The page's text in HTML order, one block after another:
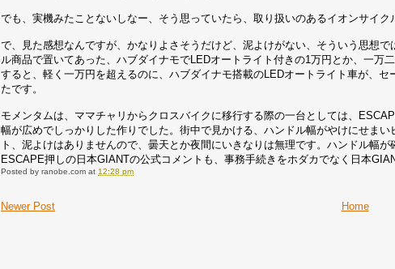
でも、実機みたことないしなー、そう思っていたら、取り扱いのあるイオンサイク
で、見た感想なんですが、かなりよさそうだけど、泥よけがない、そういう思想
ル商品で置いてあった、ハブダイナモでLEDオートライト付きの1万円とか、一万
すると、軽く一万円を超えるのに、ハブダイナモ搭載のLEDオートライト車が、
たです。
モメンタムは、ママチャリからクロスバイクに移行する際の一台としては、
幅が広めでしっかりした作りでした。街中で見かける、ハンドル幅がやけにせま
ト、泥よけはありませんので、曇天とか夜間にいきなりは無理です。ハンドル幅
ESCAPE押しの日本GIANTの公式コメントも、事務手続きをホダカでなく日本
Posted byranobe.com at 12:28 pm
Newer Post Home